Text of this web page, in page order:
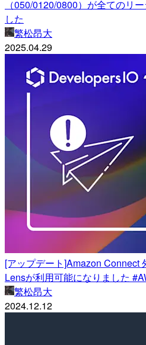
（050/0120/0800）が全てのリ
した
繁松昂大
2025.04.29
[アップデート]Amazon Connect
Lensが利用可能になりました
繁松昂大
2024.12.12